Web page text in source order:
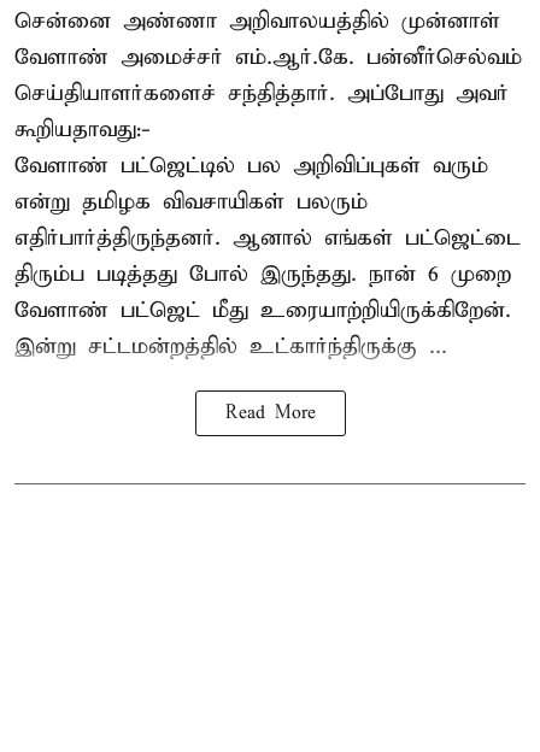
சென்னை அண்ணா அறிவாலயத்தில் முன்னாள்
வேளாண் அமைச்சர் எம்.ஆர்.கே. பன்னீர்செல்வம்
செய்தியாளர்களைச் சந்தித்தார். அப்போது அவர்
கூறியதாவது:-
வேளாண் பட்ஜெட்டில் பல அறிவிப்புகள் வரும்
என்று தமிழக விவசாயிகள் பலரும்
எதிர்பார்த்திருந்தனர். ஆனால் எங்கள் பட்ஜெட்டை
திரும்ப படித்தது போல் இருந்தது. நான் 6 முறை
வேளாண் பட்ஜெட் மீது உரையாற்றியிருக்கிறேன்.
இன்று சட்டமன்றத்தில் உட்கார்ந்திருக்கு ...
Read More